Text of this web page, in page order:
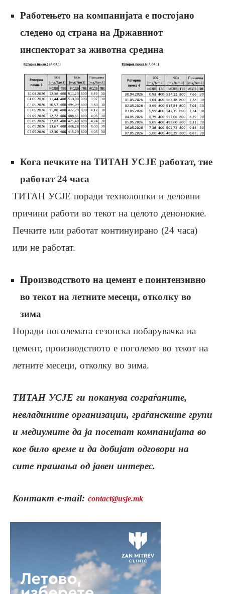
Работењето на компанијата е постојано
следено од страна на Државниот
инспекторат за животна средина
Кога печките на ТИТАН УСЈЕ работат, тие
работат 24 часа
ТИТАН УСЈЕ поради технолошки и деловни
причини работи во текот на целото денонокие.
Печките или работат континуирано (24 часа)
или не работат.
Производството на цемент е поинтензивно
во текот на летните месеци, отколку во
зима
Поради поголемата сезонска побарувачка на
цемент, производството е поголемо во текот на
летните месеци, отколку во зима.
ТИТАН УСЈЕ ги поканува сограѓаните,
невладините организации, граѓанските групи
и медиумите да ја посетат компанијата во
кое било време и да добијат одговори на
сите прашања од јавен интерес.
Контакт e-mail: contact@usje.mk